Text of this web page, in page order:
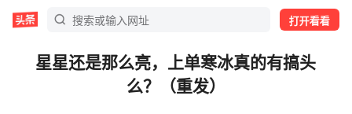
打开看看
星星还是那么亮，上单寒冰真的有搞头
么？（重发）